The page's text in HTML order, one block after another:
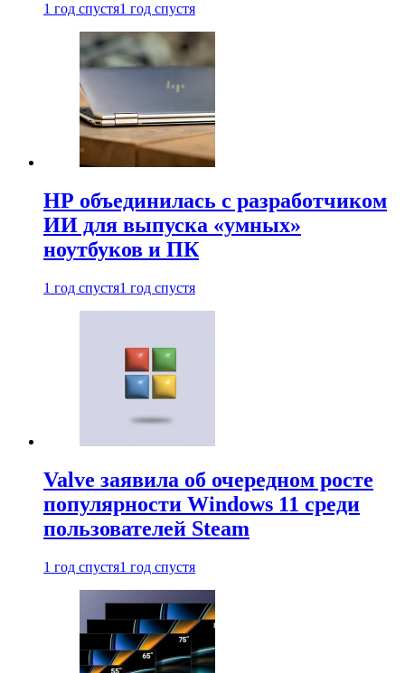
1 год спустя1 год спустя
HP объединилась с разработчиком
ИИ для выпуска «умных»
ноутбуков и ПК
1 год спустя1 год спустя
Valve заявила об очередном росте
популярности Windows 11 среди
пользователей Steam
1 год спустя1 год спустя